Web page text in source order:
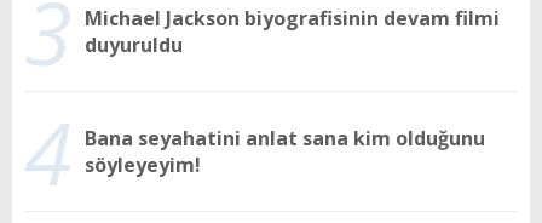
3 Michael Jackson biyografisinin devam filmi
duyuruldu
4 Bana seyahatini anlat sana kim olduğunu
söyleyeyim!